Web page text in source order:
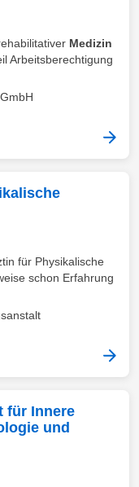
Medizin
Arbeitsberechtigung
für Physikalische
schon Erfahrung
für Innere
und